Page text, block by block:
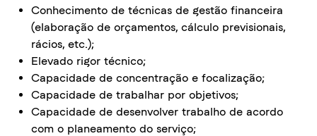
Conhecimento de técnicas de gestão financeira
(elaboração de orçamentos, cálculo previsionais,
rácios, etc.);
Elevado rigor técnico;
Capacidade de concentração e focalização;
Capacidade de trabalhar por objetivos;
Capacidade de desenvolver trabalho de acordo
com o planeamento do serviço;